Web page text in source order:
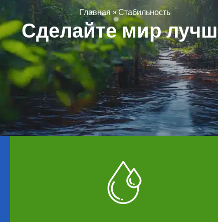
Главная »Стабильность
Сделайте мир